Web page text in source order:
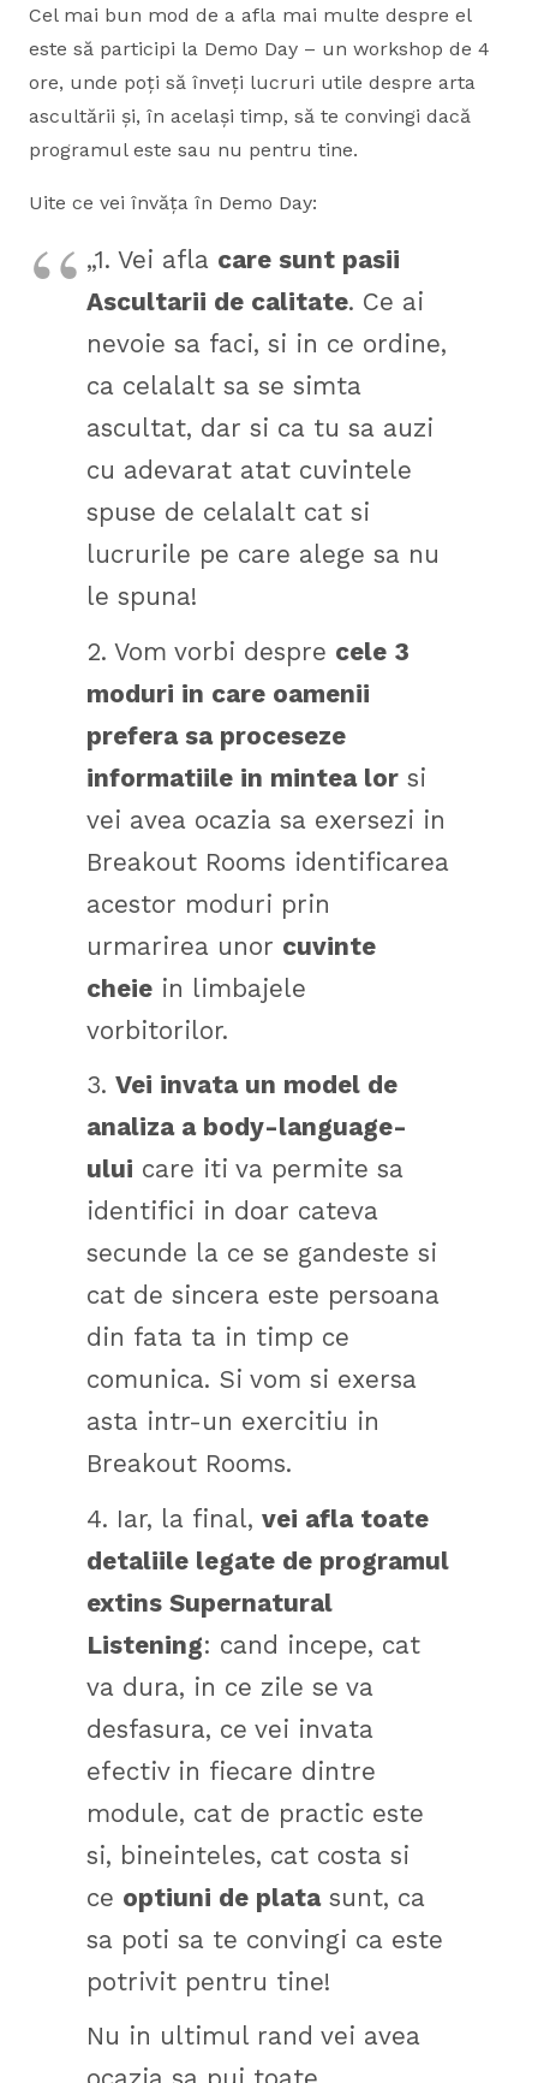
Cel mai bun mod de a afla mai multe despre el
este să participi la Demo Day – un workshop de 4
ore, unde poți să înveți lucruri utile despre arta
ascultării și, în același timp, să te convingi dacă
programul este sau nu pentru tine.
Uite ce vei învăța în Demo Day:
„1. Vei afla care sunt pasii
Ascultarii de calitate. Ce ai
nevoie sa faci, si in ce ordine,
ca celalalt sa se simta
ascultat, dar si ca tu sa auzi
cu adevarat atat cuvintele
spuse de celalalt cat si
lucrurile pe care alege sa nu
le spuna!
2. Vom vorbi despre cele 3
moduri in care oamenii
prefera sa proceseze
informatiile in mintea lor si
vei avea ocazia sa exersezi in
Breakout Rooms identificarea
acestor moduri prin
urmarirea unor cuvinte
cheie in limbajele
vorbitorilor.
3. Vei invata un model de
analiza a body-language-
ului care iti va permite sa
identifici in doar cateva
secunde la ce se gandeste si
cat de sincera este persoana
din fata ta in timp ce
comunica. Si vom si exersa
asta intr-un exercitiu in
Breakout Rooms.
4. Iar, la final, vei afla toate
detaliile legate de programul
extins Supernatural
Listening: cand incepe, cat
va dura, in ce zile se va
desfasura, ce vei invata
efectiv in fiecare dintre
module, cat de practic este
si, bineinteles, cat costa si
ce optiuni de platasunt, ca
sa poti sa te convingi ca este
potrivit pentru tine!
Nu in ultimul rand vei avea